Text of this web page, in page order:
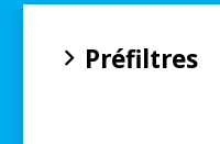
Préfiltres